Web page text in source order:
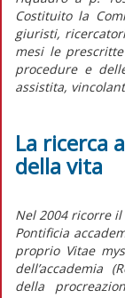
Costituito la
giuristi,
mesi le
procedure e
assistita,
La ricerca
della vita
Nel 2004 ricorre
Pontificia
proprio Vitae
dell’accademia
della